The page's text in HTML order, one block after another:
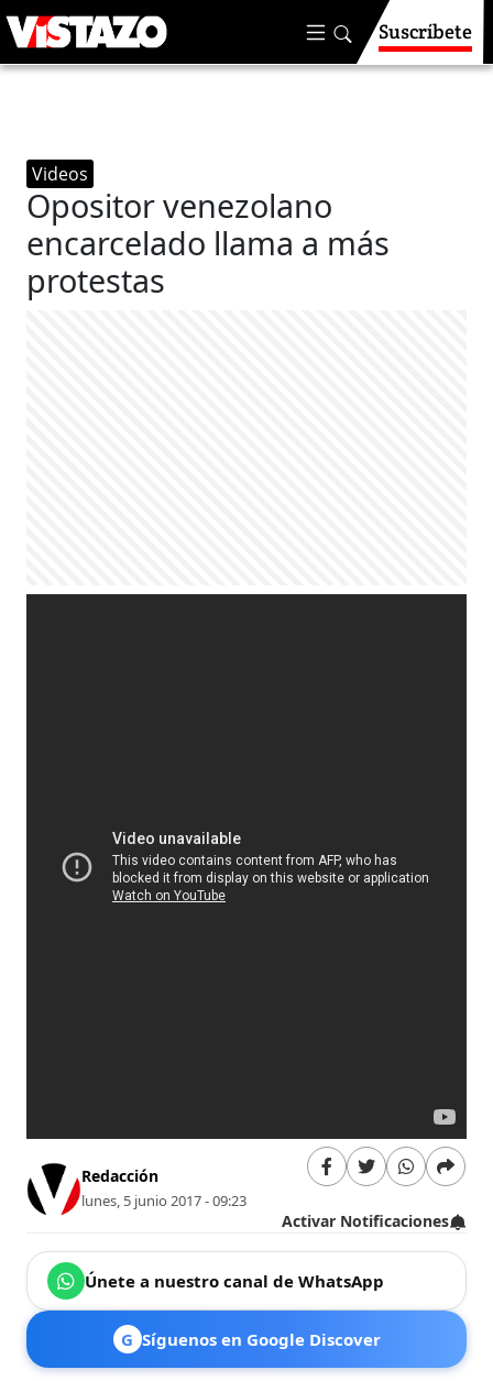
Suscríbete
Videos
Opositor venezolano
encarcelado llama a más
protestas
Redacción
lunes, 5 junio 2017 - 09:23
Activar Notificaciones
Únete a nuestro canal de WhatsApp
G Síguenos en Google Discover